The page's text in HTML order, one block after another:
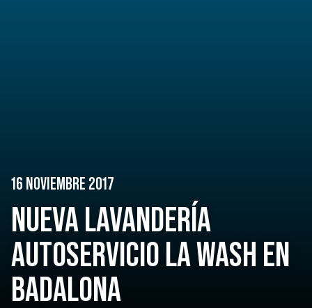
16 NOVIEMBRE 2017
NUEVA LAVANDERÍA
AUTOSERVICIO LA WASH EN
BADALONA